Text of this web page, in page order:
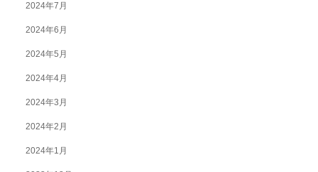
2024年7月
2024年6月
2024年5月
2024年4月
2024年3月
2024年2月
2024年1月